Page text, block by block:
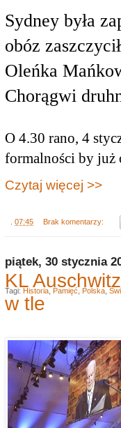
Sydney była
obóz
Oleńka
Chorągwi
O 4.30 rano, 4
formalności by już
Czytaj więcej >>
07:45 Brak komentarzy:
piątek, 30 stycznia
KL
w tle
Tagi: Historia, Pamięć, Polska,